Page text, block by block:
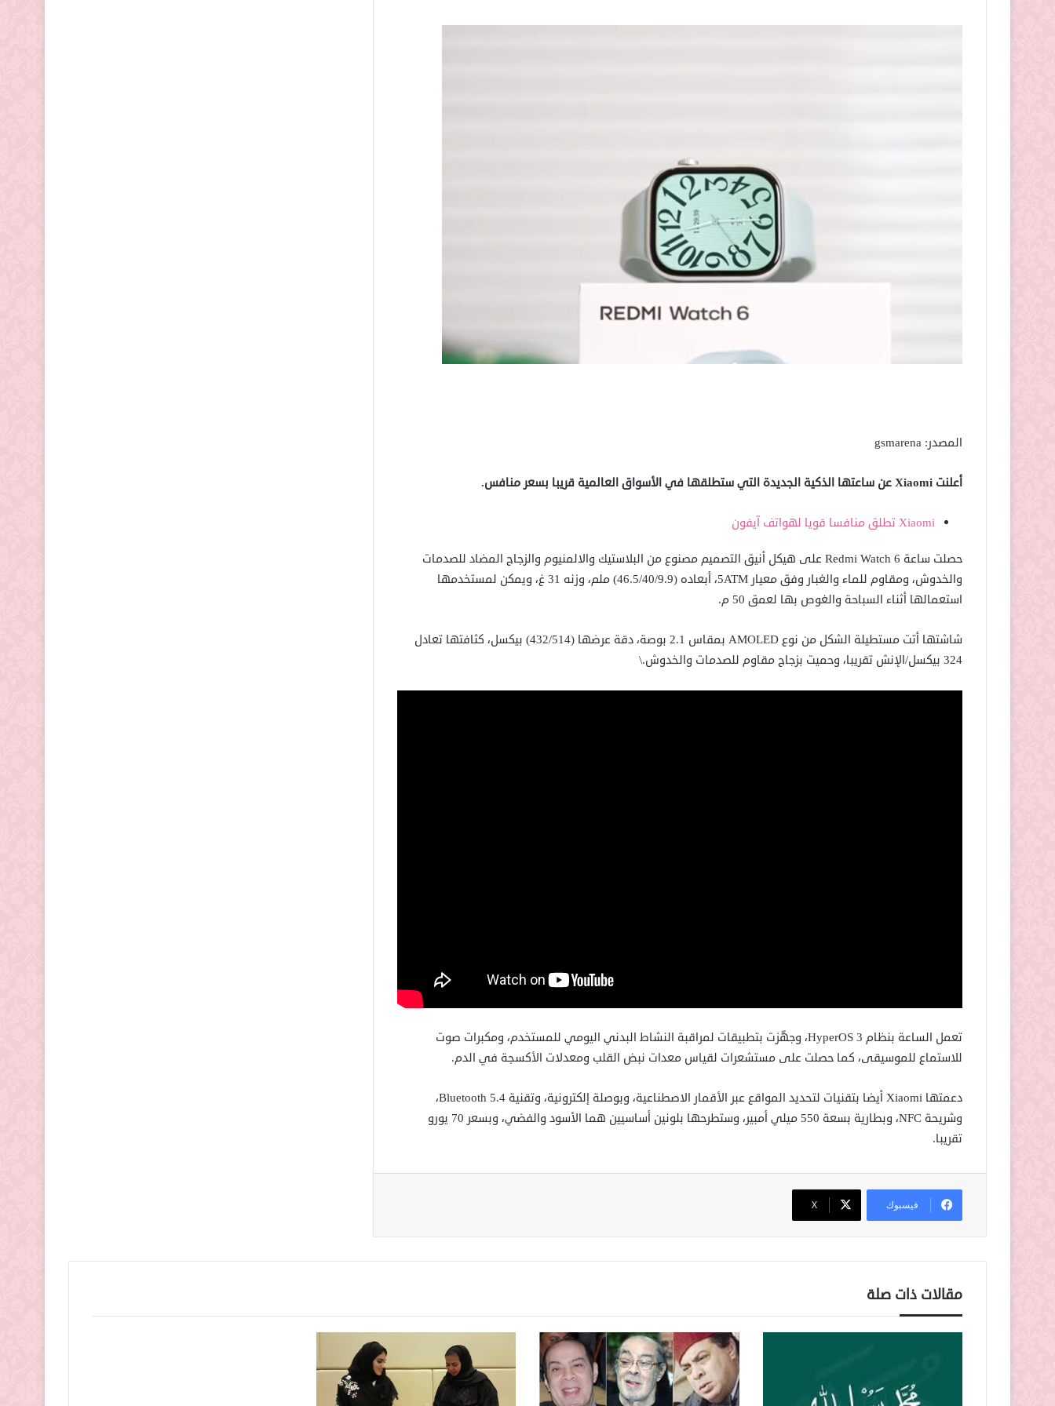
المصدر: gsmarena
أعلنت Xiaomi عن ساعتها الذكية الجديدة التي ستطلقها في الأسواق العالمية قريبا بسعر منافس.
Xiaomi تطلق منافسا قويا لهواتف آيفون
حصلت ساعة Redmi Watch 6 على هيكل أنيق التصميم مصنوع من البلاستيك والالمنيوم والزجاج المضاد للصدمات
والخدوش، ومقاوم للماء والغبار وفق معيار 5ATM، أبعاده (46.5/40/9.9) ملم، وزنه 31 غ، ويمكن لمستخدمها
استعمالها أثناء السباحة والغوص بها لعمق 50 م.
شاشتها أتت مستطيلة الشكل من نوع AMOLED بمقاس 2.1 بوصة، دقة عرضها (432/514) بيكسل، كثافتها تعادل
324 بيكسل/الإنش تقريبا، وحميت بزجاج مقاوم للصدمات والخدوش.\
تعمل الساعة بنظام HyperOS 3، وجهّزت بتطبيقات لمراقبة النشاط البدني اليومي للمستخدم، ومكبرات صوت
للاستماع للموسيقى، كما حصلت على مستشعرات لقياس معدات نبض القلب ومعدلات الأكسجة في الدم.
دعمتها Xiaomi أيضا بتقنيات لتحديد المواقع عبر الأقمار الاصطناعية، وبوصلة إلكترونية، وتقنية Bluetooth 5.4،
وشريحة NFC، وبطارية بسعة 550 ميلي أمبير، وستطرحها بلونين أساسيين هما الأسود والفضي، وبسعر 70 يورو
تقريبا.
فيسبوك ‫X
مقالات ذات صلة